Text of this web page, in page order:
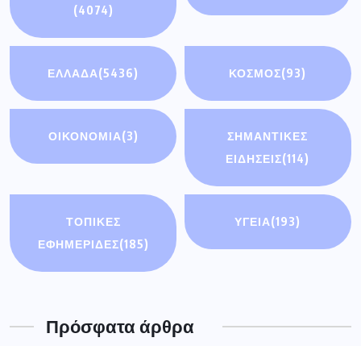
(4074)
ΕΛΛΑΔΑ(5436) ΚΟΣΜΟΣ(93)
ΟΙΚΟΝΟΜΊΑ(3)
ΣΗΜΑΝΤΙΚΈΣ
ΕΙΔΉΣΕΙΣ(114)
ΤΟΠΙΚΕΣ
ΕΦΗΜΕΡΙΔΕΣ(185)
ΥΓΕΙΑ(193)
Πρόσφατα άρθρα